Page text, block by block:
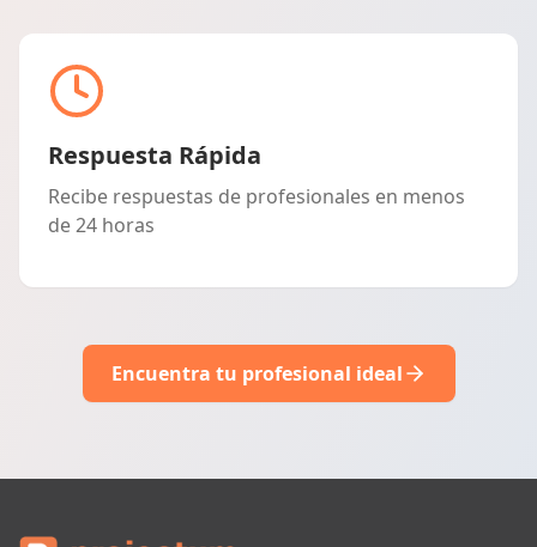
Respuesta Rápida
Recibe respuestas de profesionales en menos
de 24 horas
Encuentra tu profesional ideal